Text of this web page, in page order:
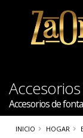
Accesorios de
INICIO HOGAR